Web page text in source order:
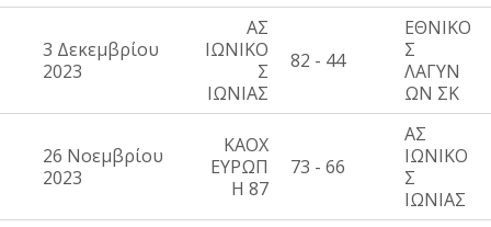
3 Δεκεμβρίου
2023
ΑΣ
ΙΩΝΙΚΟ
Σ
ΙΩΝΙΑΣ
82 - 44
ΕΘΝΙΚΟ
Σ
ΛΑΓΥΝ
ΩΝ ΣΚ
26 Νοεμβρίου
2023
ΚΑΟΧ
ΕΥΡΩΠ
Η 87
73 - 66
ΑΣ
ΙΩΝΙΚΟ
Σ
ΙΩΝΙΑΣ